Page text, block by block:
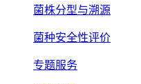
菌株分型与溯源
菌种安全性评价
专题服务